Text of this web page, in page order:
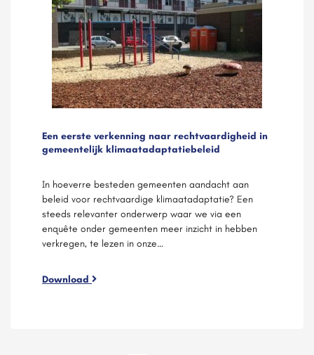
Een eerste verkenning naar rechtvaardigheid in
gemeentelijk klimaatadaptatiebeleid
In hoeverre besteden gemeenten aandacht aan
beleid voor rechtvaardige klimaatadaptatie? Een
steeds relevanter onderwerp waar we via een
enquête onder gemeenten meer inzicht in hebben
verkregen, te lezen in onze…
Download